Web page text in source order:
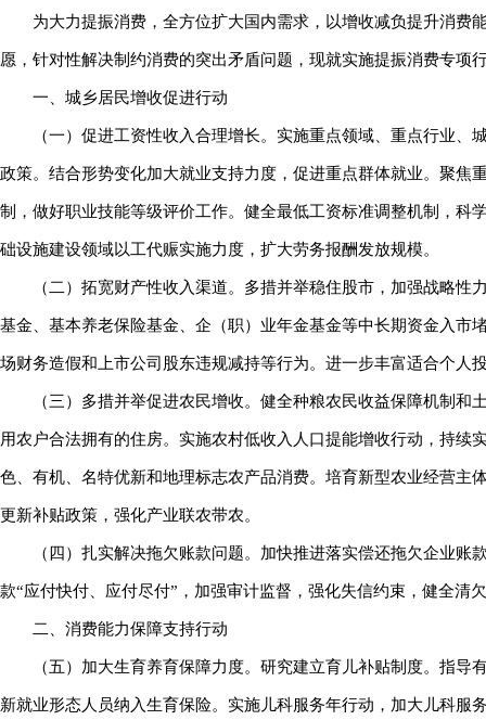
为大力提振消费，全方位扩大国内需求，以增收减负提升消费
愿，针对性解决制约消费的突出矛盾问题，现就实施提振消费专项
一、城乡居民增收促进行动
（一）促进工资性收入合理增长。实施重点领域、重点行业
政策。结合形势变化加大就业支持力度，促进重点群体就业。聚焦
制，做好职业技能等级评价工作。健全最低工资标准调整机制，
础设施建设领域以工代赈实施力度，扩大劳务报酬发放规模。
（二）拓宽财产性收入渠道。多措并举稳住股市，加强战略
基金、基本养老保险基金、企（职）业年金基金等中长期资金入
场财务造假和上市公司股东违规减持等行为。进一步丰富适合个人
（三）多措并举促进农民增收。健全种粮农民收益保障机制
用农户合法拥有的住房。实施农村低收入人口提能增收行动，持续
色、有机、名特优新和地理标志农产品消费。培育新型农业经营
更新补贴政策，强化产业联农带农。
（四）扎实解决拖欠账款问题。加快推进落实偿还拖欠企业
款“应付快付、应付尽付”，加强审计监督，强化失信约束，健全清
二、消费能力保障支持行动
（五）加大生育养育保障力度。研究建立育儿补贴制度。指
新就业形态人员纳入生育保险。实施儿科服务年行动，加大儿科服